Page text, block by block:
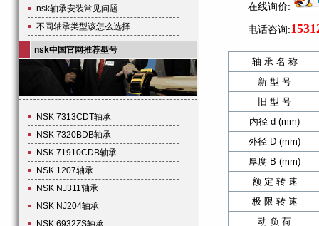
在线询价:
电话咨询:
轴 承 名 称
新 型 号
旧 型 号
内径 d (mm)
外径 D (mm)
厚度 B (mm)
额 定 转 速
极 限 转 速
动 负 荷
nsk轴承安装常见问题
不同轴承类型该怎么选择
nsk中国官网推荐型号
NSK 7313CDT轴承
NSK 7320BDB轴承
NSK 71910CDB轴承
NSK 1207轴承
NSK NJ311轴承
NSK NJ204轴承
NSK 6932ZS轴承